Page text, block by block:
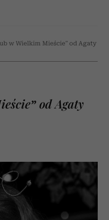
w Wielkim Mieście” od Agaty
od Agaty